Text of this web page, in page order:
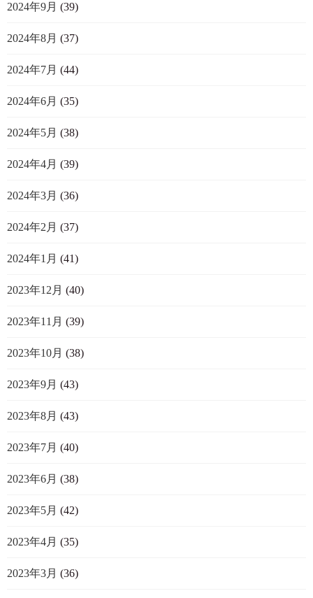
2024年9月 (39)
2024年8月 (37)
2024年7月 (44)
2024年6月 (35)
2024年5月 (38)
2024年4月 (39)
2024年3月 (36)
2024年2月 (37)
2024年1月 (41)
2023年12月 (40)
2023年11月 (39)
2023年10月 (38)
2023年9月 (43)
2023年8月 (43)
2023年7月 (40)
2023年6月 (38)
2023年5月 (42)
2023年4月 (35)
2023年3月 (36)